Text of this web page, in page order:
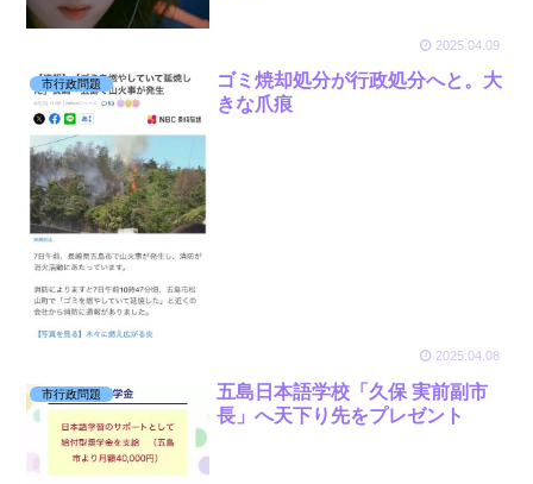
2025.04.09
市行政問題
ゴミ焼却処分が行政処分へと。大
きな爪痕
2025.04.08
市行政問題
五島日本語学校「久保 実前副市
長」へ天下り先をプレゼント